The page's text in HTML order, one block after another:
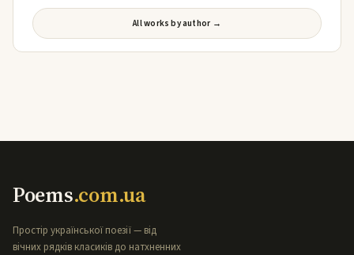
All works by author →
Poems.com.ua
Простір української поезії — від
вічних рядків класиків до натхненних